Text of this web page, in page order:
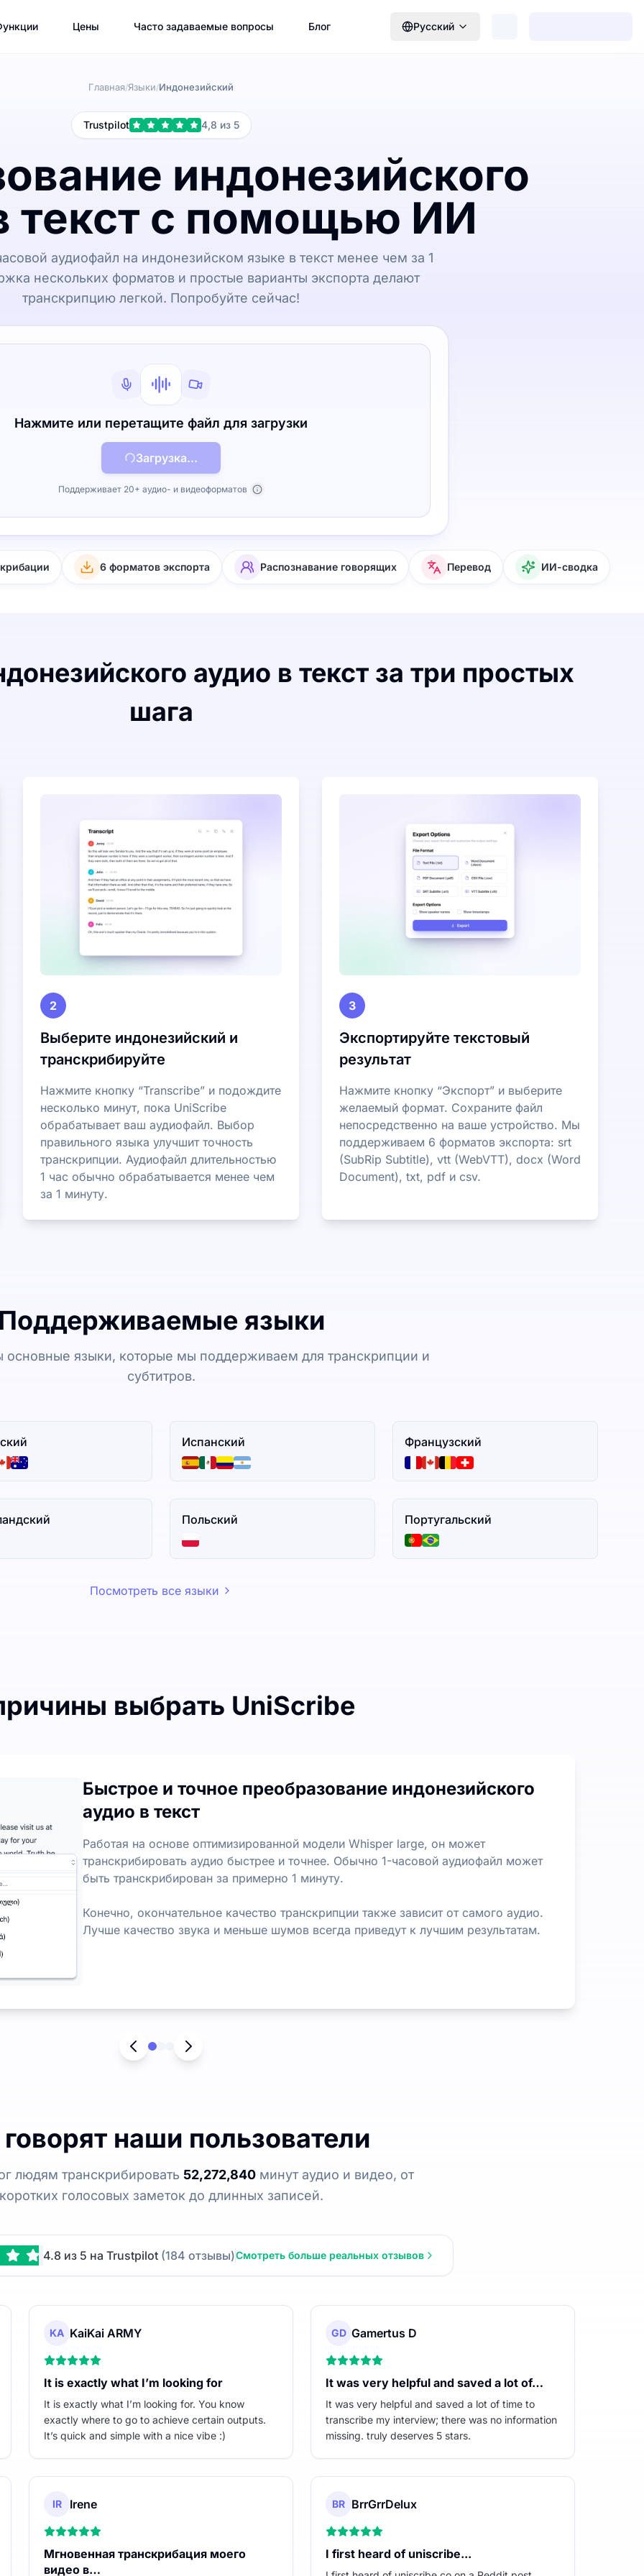
Цены Часто задаваемые вопросы Блог Русский
Главная/Языки/Индонезийский
Trustpilot 4,8 из 5
индонезийского
текст с помощью ИИ
аудиофайл на индонезийском языке в текст менее чем за 1
нескольких форматов и простые варианты экспорта делают
транскрипцию легкой. Попробуйте сейчас!
Нажмите или перетащите файл для загрузки
Загрузка...
Поддерживает 20+ аудио- и видеоформатов
6 форматов экспорта Распознавание говорящих Перевод ИИ-сводка
аудио в текст за три простых
шага
2
Выберите индонезийский и
транскрибируйте
Нажмите кнопку “Transcribe” и подождите
несколько минут, пока UniScribe
обрабатывает ваш аудиофайл. Выбор
правильного языка улучшит точность
транскрипции. Аудиофайл длительностью
1 час обычно обрабатывается менее чем
за 1 минуту.
3
Экспортируйте текстовый
результат
Нажмите кнопку “Экспорт” и выберите
желаемый формат. Сохраните файл
непосредственно на ваше устройство. Мы
поддерживаем 6 форматов экспорта: srt
(SubRip Subtitle), vtt (WebVTT), docx (Word
Document), txt, pdf и csv.
Поддерживаемые языки
языки, которые мы поддерживаем для транскрипции и
субтитров.
Испанский Французский
Польский Португальский
Посмотреть все языки
выбрать UniScribe
каждый месяц, с ежедневным лимитом в 3 файлов. Нет ограничений по длине или размеру файла,
аудио в текст
и ключевые моменты из аудио- и видеофайлов, что поможет вам быстро извлекать наиболее важную
Быстрое и точное преобразование индонезийского
аудио в текст
Работая на основе оптимизированной модели Whisper large, он может
транскрибировать аудио быстрее и точнее. Обычно 1-часовой аудиофайл может
быть транскрибирован за примерно 1 минуту.
Конечно, окончательное качество транскрипции также зависит от самого аудио.
Лучше качество звука и меньше шумов всегда приведут к лучшим результатам.
наши пользователи
людям транскрибировать 52,272,840минут аудио и видео, от
коротких голосовых заметок до длинных записей.
4.8 из 5 на Trustpilot (184 отзывы)Смотреть больше реальных отзывов
KA KaiKai ARMY
It is exactly what I’m looking for
It is exactly what I’m looking for. You know
exactly where to go to achieve certain outputs.
It’s quick and simple with a nice vibe :)
GD Gamertus D
It was very helpful and saved a lot of…
It was very helpful and saved a lot of time to
transcribe my interview; there was no information
missing. truly deserves 5 stars.
IR Irene
Мгновенная транскрибация моего
видео в…
BR BrrGrrDelux
I first heard of uniscribe...